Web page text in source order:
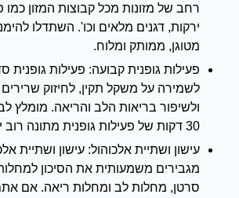
רחב של מזונות מכל קבוצות המזון כמו
ירקות, דגנים מלאים וכו'. השתדלו
מטוגן, ממותק ומלוח.
פעילות גופנית קבועה: פעילות גופנית
לשמירה על משקל תקין, לחיזוק
ולשיפור בריאות הלב והריאה. מומלץ
30 דקות של פעילות גופנית מתונה רוב ימות השבוע.
עישון ושתיית אלכוהול: עישון ושתיית
מגבירים משמעותית את הסיכון
סרטן, מחלות לב ומחלות ריאה. אם